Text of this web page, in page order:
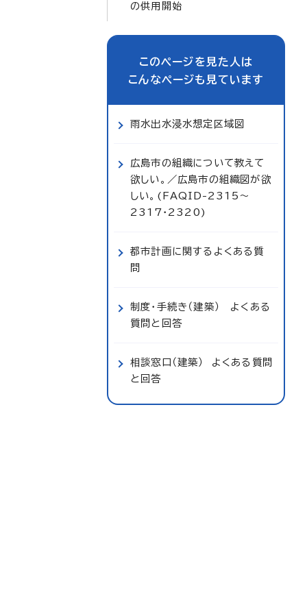
の供用開始
このページを見た人は
こんなページも見ています
雨水出水浸水想定区域図
広島市の組織について教えて
欲しい。／広島市の組織図が欲
しい。(FAQID-2315～
2317・2320)
都市計画に関するよくある質
問
制度・手続き（建築） よくある
質問と回答
相談窓口（建築） よくある質問
と回答